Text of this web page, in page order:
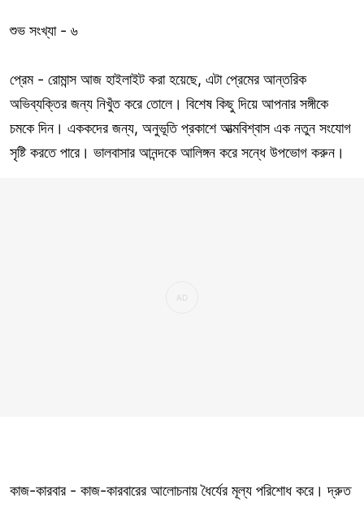
শুভ সংখ্যা - ৬
প্রেম - রোমান্স আজ হাইলাইট করা হয়েছে, এটা প্রেমের আন্তরিক
অভিব্যক্তির জন্য নিখুঁত করে তোলে। বিশেষ কিছু দিয়ে আপনার সঙ্গীকে
চমকে দিন। এককদের জন্য, অনুভূতি প্রকাশে আত্মবিশ্বাস এক নতুন সংযোগ
সৃষ্টি করতে পারে। ভালবাসার আনন্দকে আলিঙ্গন করে সন্ধে উপভোগ করুন।
কাজ-কারবার - কাজ-কারবারের আলোচনায় ধৈর্যের মূল্য পরিশোধ করে। দ্রুত